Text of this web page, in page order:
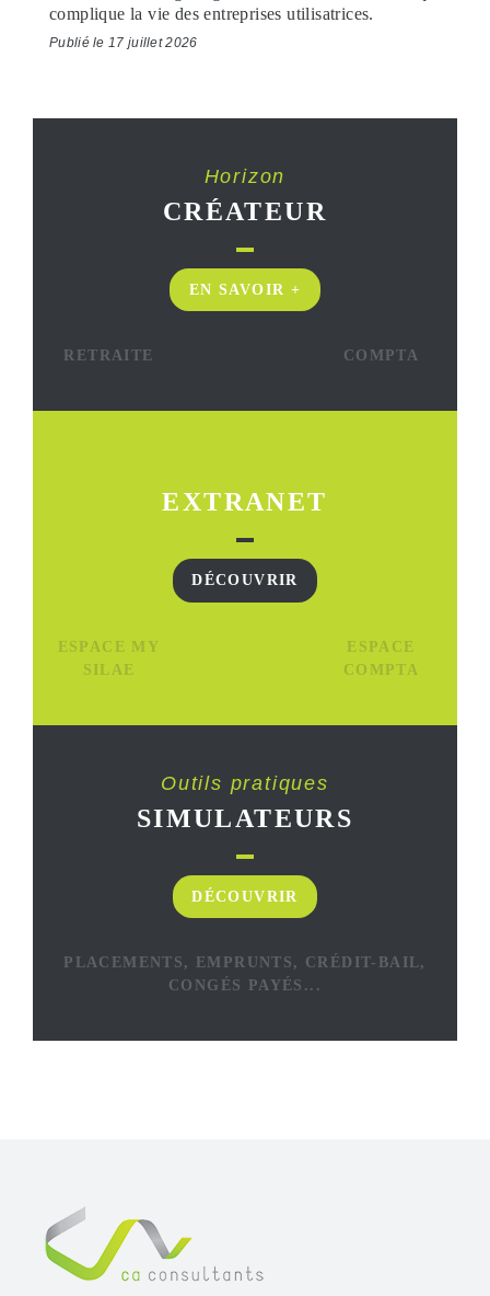
complique la vie des entreprises utilisatrices.
Publié le 17 juillet 2026
Horizon
CRÉATEUR
EN SAVOIR +
RETRAITE COMPTA
EXTRANET
DÉCOUVRIR
ESPACE MY
SILAE
ESPACE
COMPTA
Outils pratiques
SIMULATEURS
DÉCOUVRIR
PLACEMENTS, EMPRUNTS, CRÉDIT-BAIL,
CONGÉS PAYÉS...